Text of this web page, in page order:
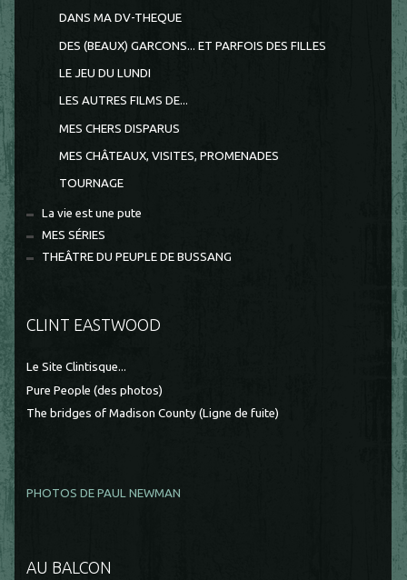
DANS MA DV-THEQUE
DES (BEAUX) GARCONS... ET PARFOIS DES FILLES
LE JEU DU LUNDI
LES AUTRES FILMS DE...
MES CHERS DISPARUS
MES CHÂTEAUX, VISITES, PROMENADES
TOURNAGE
La vie est une pute
MES SÉRIES
THEÂTRE DU PEUPLE DE BUSSANG
CLINT EASTWOOD
Le Site Clintisque...
Pure People (des photos)
The bridges of Madison County (Ligne de fuite)
PHOTOS DE PAUL NEWMAN
AU BALCON